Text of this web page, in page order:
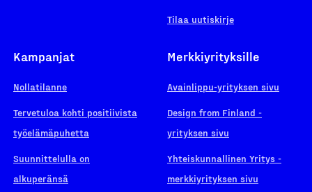
Tilaa uutiskirje
Kampanjat
Nollatilanne
Tervetuloa kohti positiivista
työelämäpuhetta
Suunnittelulla on
alkuperänsä
Merkkiyrityksille
Avainlippu-yrityksen sivu
Design from Finland -
yrityksen sivu
Yhteiskunnallinen Yritys -
merkkiyrityksen sivu